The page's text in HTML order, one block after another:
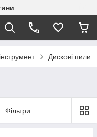
Дискові пили
Фільтри